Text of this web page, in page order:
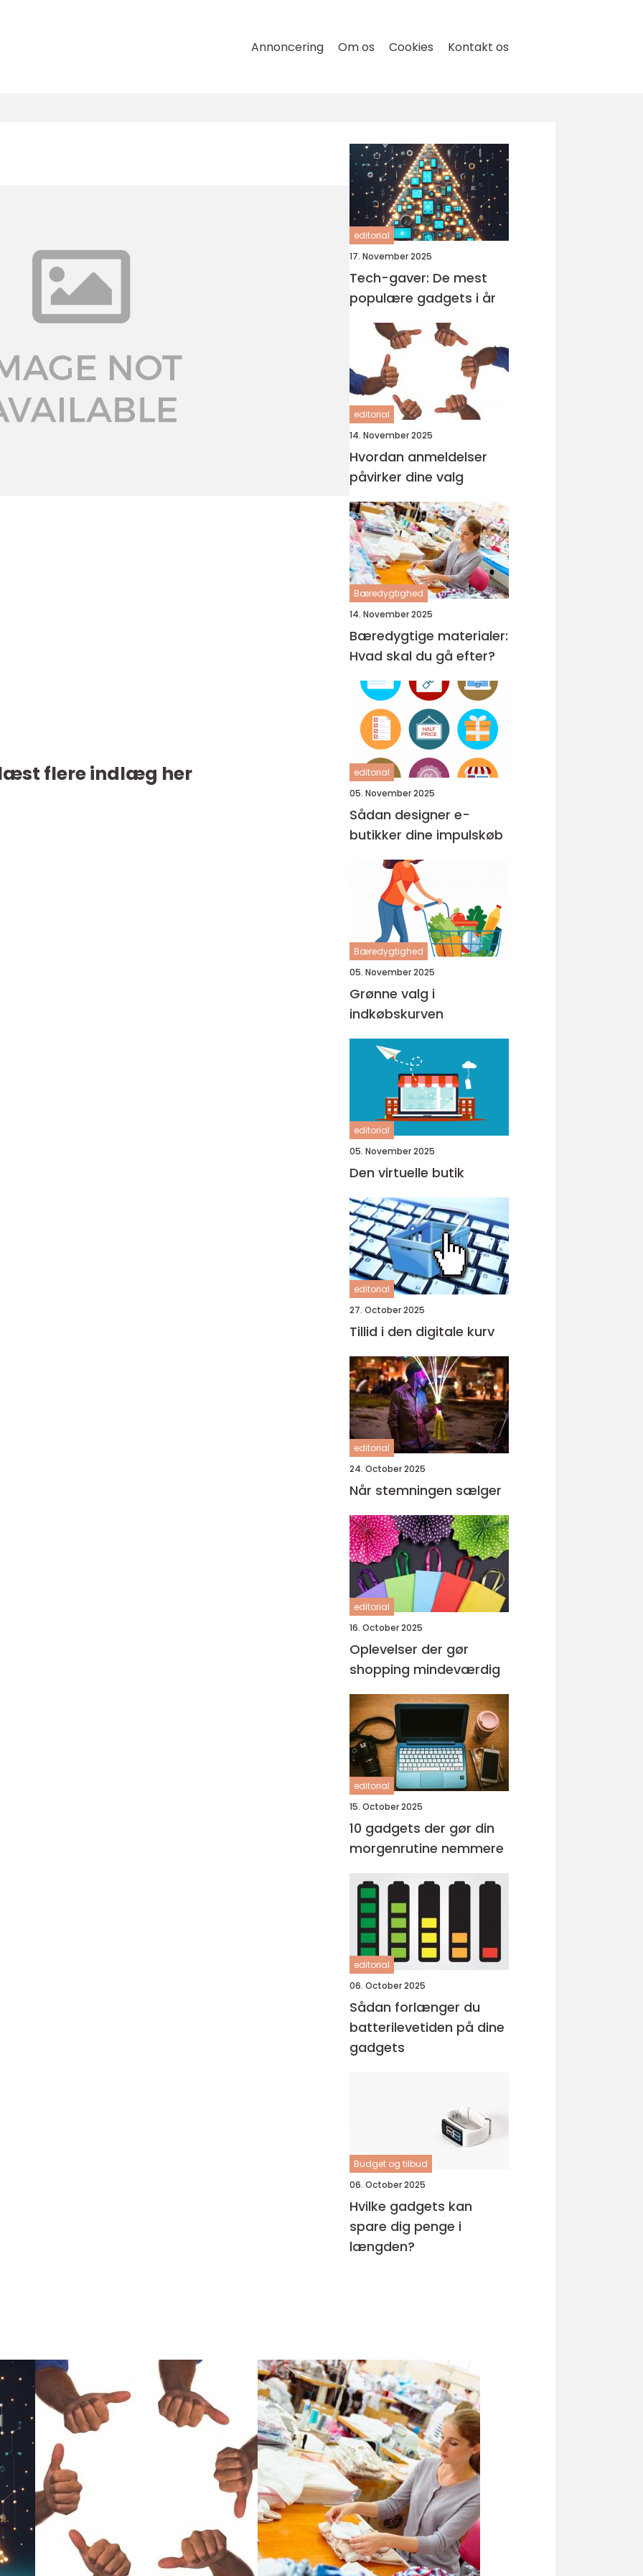
Annoncering Om os Cookies Kontakt os
flere indlæg her
editorial
17. November 2025
Tech-gaver: De mest
populære gadgets i år
editorial
14. November 2025
Hvordan anmeldelser
påvirker dine valg
Bæredygtighed
14. November 2025
Bæredygtige materialer:
Hvad skal du gå efter?
editorial
05. November 2025
Sådan designer e-
butikker dine impulskøb
Bæredygtighed
05. November 2025
Grønne valg i
indkøbskurven
editorial
05. November 2025
Den virtuelle butik
editorial
27. October 2025
Tillid i den digitale kurv
editorial
24. October 2025
Når stemningen sælger
editorial
16. October 2025
Oplevelser der gør
shopping mindeværdig
editorial
15. October 2025
10 gadgets der gør din
morgenrutine nemmere
editorial
06. October 2025
Sådan forlænger du
batterilevetiden på dine
gadgets
Budget og tilbud
06. October 2025
Hvilke gadgets kan
spare dig penge i
længden?